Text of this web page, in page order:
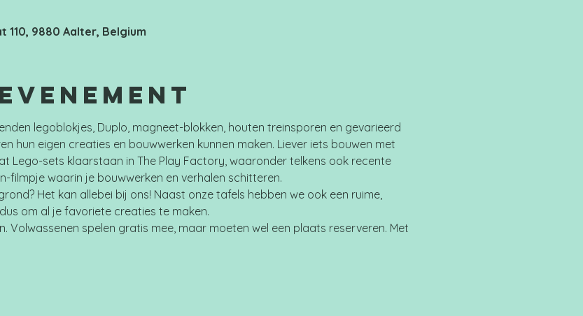
9880 Aalter, Belgium
legoblokjes, Duplo, magneet-blokken, houten treinsporen en gevarieerd
hun eigen creaties en bouwwerken kunnen maken. Liever iets bouwen met
Lego-sets klaarstaan in The Play Factory, waaronder telkens ook recente
filmpje waarin je bouwwerken en verhalen schitteren.
Het kan allebei bij ons! Naast onze tafels hebben we ook een ruime,
om al je favoriete creaties te maken.
Volwassenen spelen gratis mee, maar moeten wel een plaats reserveren. Met